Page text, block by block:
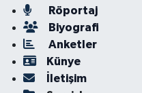
Röportaj
Biyografi
Anketler
Künye
İletişim